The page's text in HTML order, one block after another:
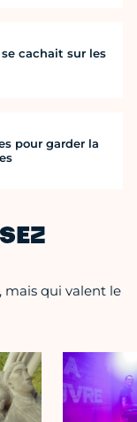
cachait sur les
pour garder la
mais qui valent le